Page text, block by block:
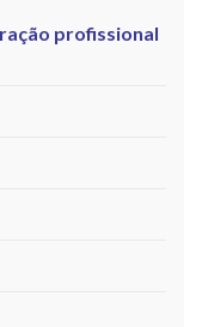
profissional